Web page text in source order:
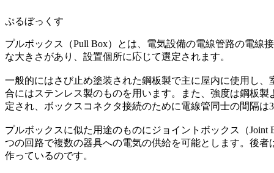
ぷるぼっくす
プルボックス（Pull Box）とは、電気設備の電線管路の電線
な大きさがあり、設置個所に応じて選定されます。
一般的にはさび止め塗装された鋼板製で主に屋内に使用し
合にはステンレス製のものを用います。また、強度は鋼板
定され、ボックスコネクタ接続のために電線管同士の間隔
プルボックスに似た用途のものにジョイントボックス（
つの回路で複数の器具への電気の供給を可能とします。後
作っているのです。